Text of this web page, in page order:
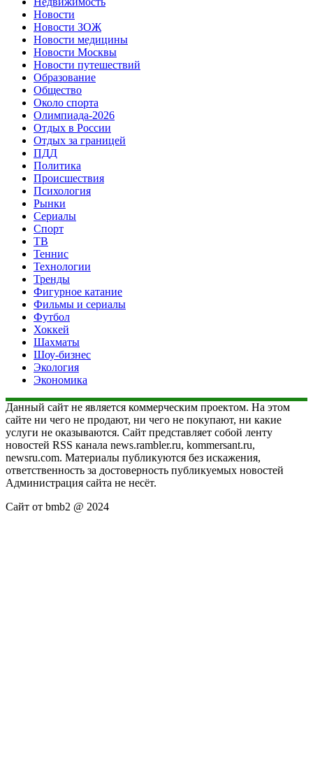
Новости
Новости ЗОЖ
Новости медицины
Новости Москвы
Новости путешествий
Образование
Общество
Около спорта
Олимпиада-2026
Отдых в России
Отдых за границей
ПДД
Политика
Происшествия
Психология
Рынки
Сериалы
Спорт
ТВ
Теннис
Технологии
Тренды
Фигурное катание
Фильмы и сериалы
Футбол
Хоккей
Шахматы
Шоу-бизнес
Экология
Экономика
Данный сайт не является коммерческим проектом. На этом
сайте ни чего не продают, ни чего не покупают, ни какие
услуги не оказываются. Сайт представляет собой ленту
новостей RSS канала news.rambler.ru, kommersant.ru,
newsru.com. Материалы публикуются без искажения,
ответственность за достоверность публикуемых новостей
Администрация сайта не несёт.
Сайт от bmb2 @ 2024